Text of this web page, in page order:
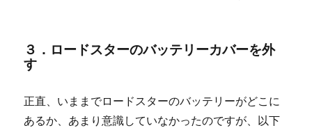
３．ロードスターのバッテリーカバーを外
す
正直、いままでロードスターのバッテリーがどこに
あるか、あまり意識していなかったのですが、以下